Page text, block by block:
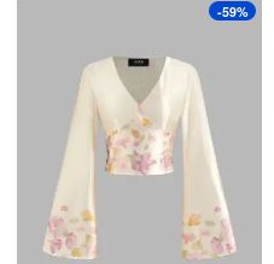
-59%